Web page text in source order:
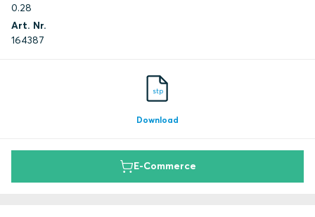
0.28
Art. Nr.
164387
stp
Download
E-Commerce